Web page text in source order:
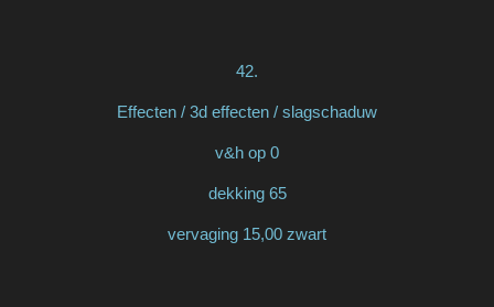
42.
Effecten / 3d effecten / slagschaduw
v&h op 0
dekking 65
vervaging 15,00 zwart